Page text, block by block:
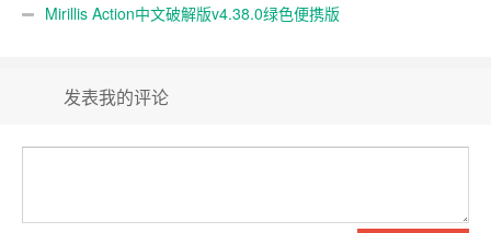
Mirillis Action中文破解版v4.38.0绿色便携版
发表我的评论